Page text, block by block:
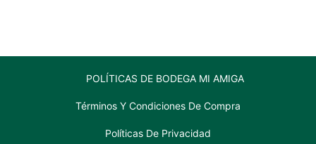
POLÍTICAS DE BODEGA MI AMIGA
Términos Y Condiciones De Compra
Políticas De Privacidad